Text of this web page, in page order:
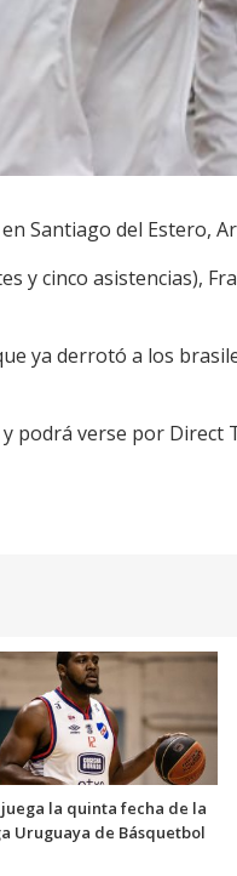
Santiago del Estero,
y cinco asistencias),
ya derrotó a los
podrá verse por Direct
juega la quinta fecha de la
Uruguaya de Básquetbol